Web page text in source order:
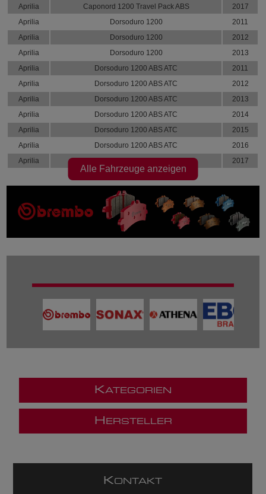
Aprilia
Caponord 1200 Travel Pack ABS
2017
Aprilia
Dorsoduro 1200
2011
Aprilia
Dorsoduro 1200
2012
Aprilia
Dorsoduro 1200
2013
Aprilia
Dorsoduro 1200 ABS ATC
2011
Aprilia
Dorsoduro 1200 ABS ATC
2012
Aprilia
Dorsoduro 1200 ABS ATC
2013
Aprilia
Dorsoduro 1200 ABS ATC
2014
Aprilia
Dorsoduro 1200 ABS ATC
2015
Aprilia
Dorsoduro 1200 ABS ATC
2016
Aprilia
Dorsoduro 1200 ABS ATC 2017
Alle Fahrzeuge anzeigen
KATEGORIEN
H ERSTELLER
KONTAKT